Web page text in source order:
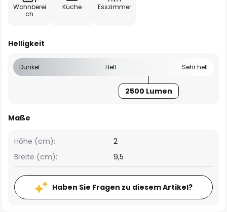
Wohnberei
ch
Küche Esszimmer
Helligkeit
Dunkel Hell Sehr hell
2500 Lumen
Maße
Breite (cm): 9,5
Höhe (cm): 2
Haben Sie Fragen zu diesem Artikel?